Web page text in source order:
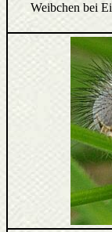
Weibchen bei